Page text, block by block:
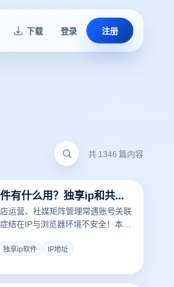
下载 登录 注册
共 1346 篇内容
独享ip软件有什么用？独享ip和共享ip哪个好？
运营、社媒矩阵管理常遇账号关联
结在IP与浏览器环境不安全！本文
助你选对安全方案。
独享ip软件
IP地址